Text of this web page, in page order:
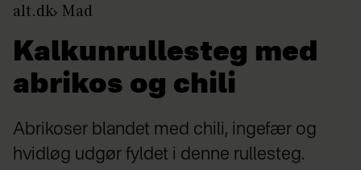
alt.dk Mad
Kalkunrullesteg med
abrikos og chili
Abrikoser blandet med chili, ingefær og
hvidløg udgør fyldet i denne rullesteg.